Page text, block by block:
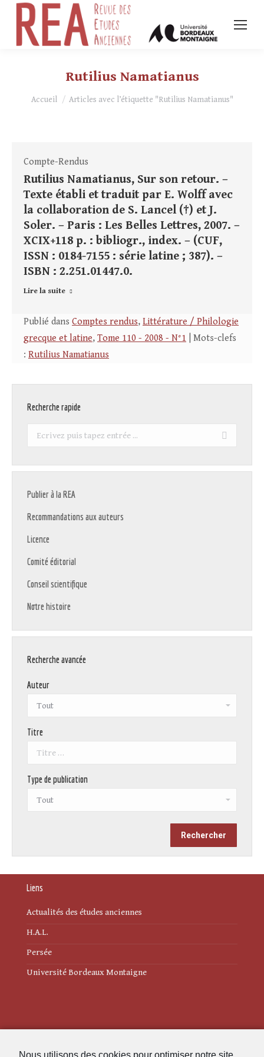
Nous utilisons des cookies pour optimiser notre site
Rutilius Namatianus
Vous êtes ici :
Accueil Articles avec l’étiquette "Rutilius Namatianus"
Compte-Rendus
Rutilius Namatianus, Sur son retour. –
Texte établi et traduit par E. Wolff avec
la collaboration de S. Lancel (†) et J.
Soler. – Paris : Les Belles Lettres, 2007. –
XCIX+118 p. : bibliogr., index. – (CUF,
ISSN : 0184-7155 : série latine ; 387). –
ISBN : 2.251.01447.0.
Lire la suite
Publié dans Comptes rendus, Littérature / Philologie
grecque et latine, Tome 110 - 2008 - N°1 | Mots-clefs
: Rutilius Namatianus
Recherche rapide
Recherche
Publier à la REA
Recommandations aux auteurs
Licence
Comité éditorial
Conseil scientifique
Notre histoire
Recherche avancée
Auteur
Titre
Type de publication
Liens
Actualités des études anciennes
H.A.L.
Persée
Université Bordeaux Montaigne